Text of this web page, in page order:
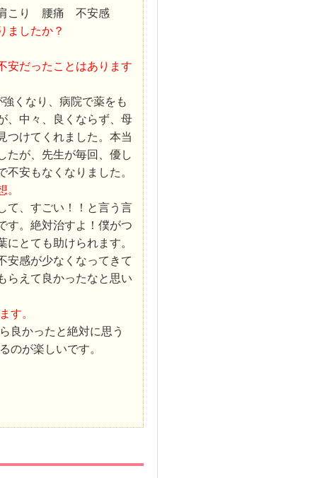
こり 腰痛 不安感
ましたか？
安だったことはあります
くなり、病院で薬をも
、中々、良くならず、母
つけてくれました。本当
たが、先生が毎回、優し
安もなくなりました。
。
て、すごい！！と言う言
す。絶対治すよ！僕がつ
とても助けられます。
安感が少なくなってきて
らえて良かったなと思い
す。
良かったと絶対に思う
のが楽しいです。